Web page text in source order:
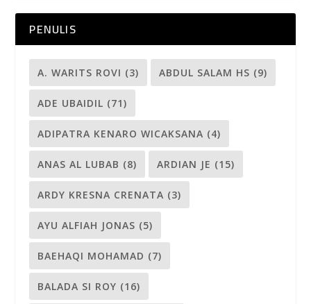
PENULIS
A. WARITS ROVI (3) ABDUL SALAM HS (9)
ADE UBAIDIL (71)
ADIPATRA KENARO WICAKSANA (4)
ANAS AL LUBAB (8) ARDIAN JE (15)
ARDY KRESNA CRENATA (3)
AYU ALFIAH JONAS (5)
BAEHAQI MOHAMAD (7)
BALADA SI ROY (16)